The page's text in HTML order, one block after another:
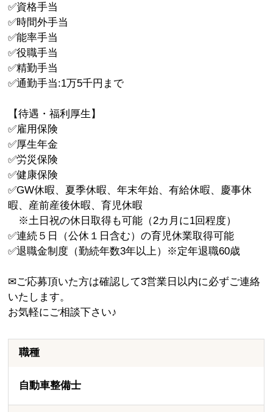
✅資格手当
✅時間外手当
✅能率手当
✅役職手当
✅精勤手当
✅通勤手当:1万5千円まで
【待遇・福利厚生】
✅雇用保険
✅厚生年金
✅労災保険
✅健康保険
✅GW休暇、夏季休暇、年末年始、有給休暇、慶事休
暇、産前産後休暇、育児休暇
※土日祝の休日取得も可能（2カ月に1回程度）
✅連続５日（公休１日含む）の育児休業取得可能
✅退職金制度（勤続年数3年以上）※定年退職60歳
✉ご応募頂いた方は確認して3営業日以内に必ずご連絡
いたします。
お気軽にご相談下さい♪
職種
自動車整備士